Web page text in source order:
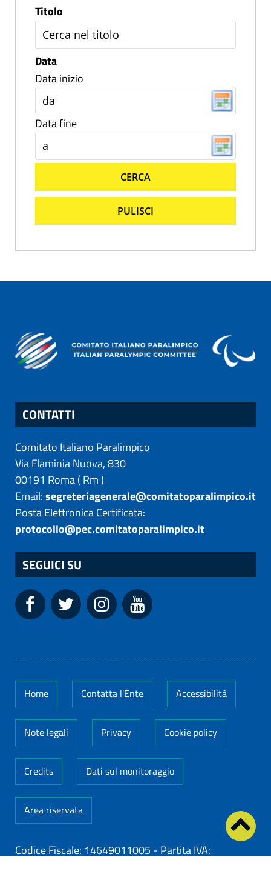
Titolo
Data
Data inizio
Data fine
CERCA
PULISCI
CONTATTI
Comitato Italiano Paralimpico
Via Flaminia Nuova, 830
00191 Roma( Rm)
Email:segreteriagenerale@comitatoparalimpico.it
Posta Elettronica Certificata:
protocollo@pec.comitatoparalimpico.it
SEGUICI SU
Home Contatta l'Ente Accessibilità
Note legali Privacy Cookie policy
Credits Dati sul monitoraggio
Area riservata
Codice Fiscale: 14649011005 - Partita IVA: